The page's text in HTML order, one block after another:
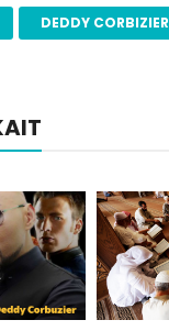
DEDDY CORBIZIER